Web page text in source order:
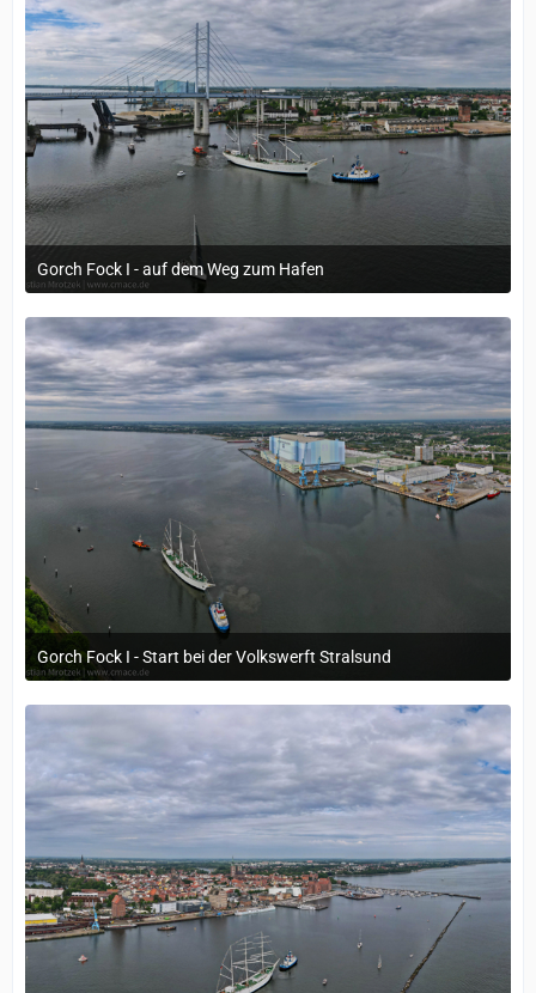
Gorch Fock I - auf dem Weg zum Hafen
21. Mai 2024 um 10:29
Gorch Fock I - Start bei der Volkswerft Stralsund
21. Mai 2024 um 10:29